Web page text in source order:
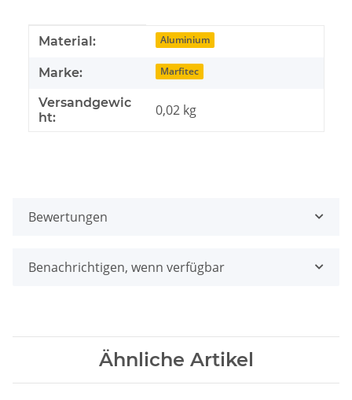
Produkteigenschaft
Wert
Material: Aluminium
Marke: Marfitec
Versandgewic
ht:
0,02 kg
Bewertungen
Benachrichtigen, wenn verfügbar
Ähnliche Artikel